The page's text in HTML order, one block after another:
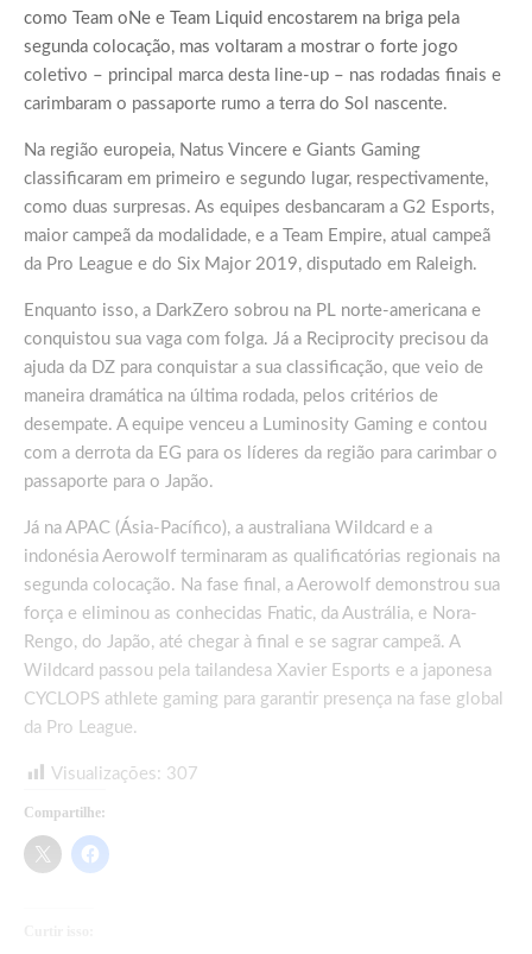
como Team oNe e Team Liquid encostarem na briga pela
segunda colocação, mas voltaram a mostrar o forte jogo
coletivo – principal marca desta line-up – nas rodadas finais e
carimbaram o passaporte rumo a terra do Sol nascente.
Na região europeia, Natus Vincere e Giants Gaming
classificaram em primeiro e segundo lugar, respectivamente,
como duas surpresas. As equipes desbancaram a G2 Esports,
maior campeã da modalidade, e a Team Empire, atual campeã
da Pro League e do Six Major 2019, disputado em Raleigh.
Enquanto isso, a DarkZero sobrou na PL norte-americana e
conquistou sua vaga com folga. Já a Reciprocity precisou da
ajuda da DZ para conquistar a sua classificação, que veio de
maneira dramática na última rodada, pelos critérios de
desempate. A equipe venceu a Luminosity Gaming e contou
com a derrota da EG para os líderes da região para carimbar o
passaporte para o Japão.
Já na APAC (Ásia-Pacífico), a australiana Wildcard e a
indonésia Aerowolf terminaram as qualificatórias regionais na
segunda colocação. Na fase final, a Aerowolf demonstrou sua
força e eliminou as conhecidas Fnatic, da Austrália, e Nora-
Rengo, do Japão, até chegar à final e se sagrar campeã. A
Wildcard passou pela tailandesa Xavier Esports e a japonesa
CYCLOPS athlete gaming para garantir presença na fase global
da Pro League.
Visualizações: 307
Compartilhe: